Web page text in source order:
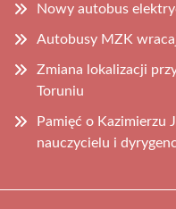
Nowy autobus
Autobusy MZK
Zmiana lokalizacji
Toruniu
Pamięć o Kazimierzu
nauczycielu i